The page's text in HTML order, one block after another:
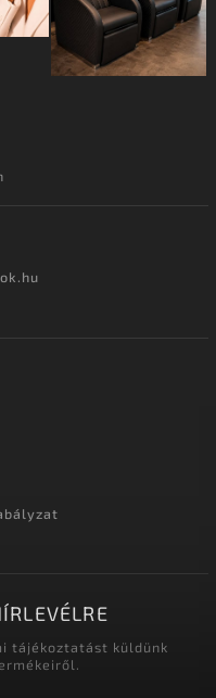
tájékoztatást küldünk